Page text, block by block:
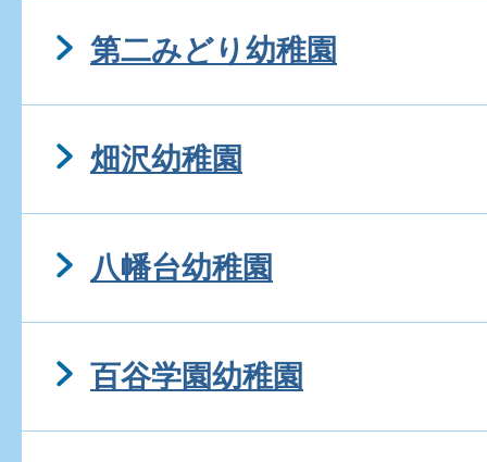
第二みどり幼稚園
畑沢幼稚園
八幡台幼稚園
百谷学園幼稚園